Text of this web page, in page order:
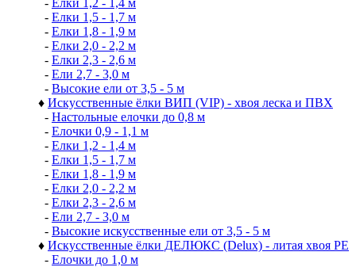
- Елки 1,2 - 1,4 м
- Елки 1,5 - 1,7 м
- Елки 1,8 - 1,9 м
- Елки 2,0 - 2,2 м
- Елки 2,3 - 2,6 м
- Ели 2,7 - 3,0 м
- Высокие ели от 3,5 - 5 м
♦ Искусственные ёлки ВИП (VIP) - хвоя леска и ПВХ
- Настольные елочки до 0,8 м
- Елочки 0,9 - 1,1 м
- Елки 1,2 - 1,4 м
- Елки 1,5 - 1,7 м
- Елки 1,8 - 1,9 м
- Елки 2,0 - 2,2 м
- Елки 2,3 - 2,6 м
- Ели 2,7 - 3,0 м
- Высокие искусственные ели от 3,5 - 5 м
♦ Искусственные ёлки ДЕЛЮКС (Delux) - литая хвоя РЕ
- Елочки до 1,0 м